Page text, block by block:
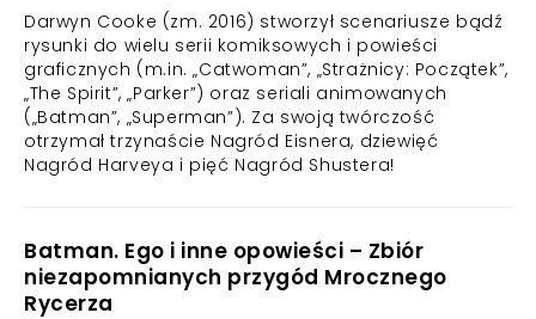
Darwyn Cooke (zm. 2016) stworzył scenariusze bądź
rysunki do wielu serii komiksowych i powieści
graficznych (m.in. „Catwoman”, „Strażnicy: Początek”,
„The Spirit”, „Parker”) oraz seriali animowanych
(„Batman”, „Superman”). Za swoją twórczość
otrzymał trzynaście Nagród Eisnera, dziewięć
Nagród Harveya i pięć Nagród Shustera!
Batman. Ego i inne opowieści – Zbiór
niezapomnianych przygód Mrocznego
Rycerza